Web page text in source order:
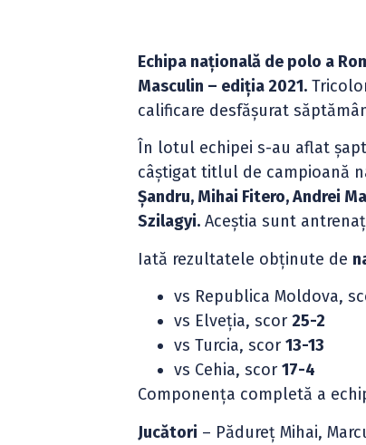
Echipa națională de polo a
Masculin – ediția 2021.
calificare desfășurat
În lotul echipei s-au aflat
câștigat titlul de campioană
Șandru, Mihai Fitero, Andrei
Szilagyi. Aceștia sunt
Iată rezultatele obținute de
vs Republica Moldova,
vs Elveția, scor 25-2
vs Turcia, scor13-13
vs Cehia, scor17-4
Componența completă a
Jucători – Pădureț Mihai,